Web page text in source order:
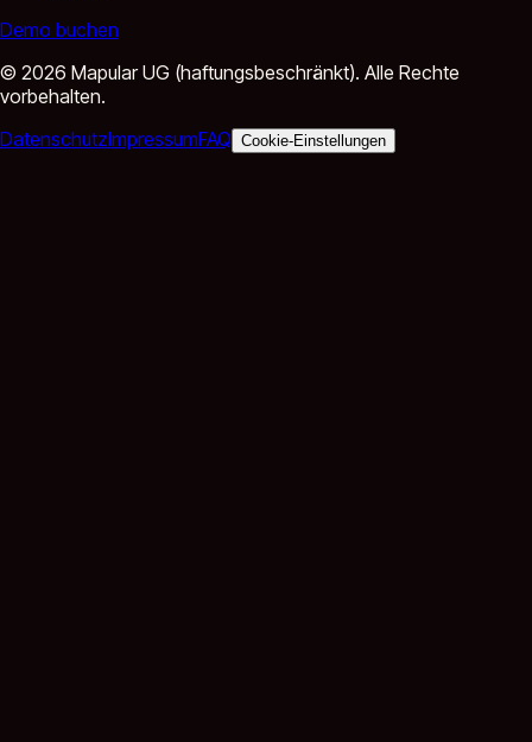
Demo buchen
© 2026 Mapular UG (haftungsbeschränkt). Alle Rechte
vorbehalten.
DatenschutzImpressumFAQ Cookie-Einstellungen